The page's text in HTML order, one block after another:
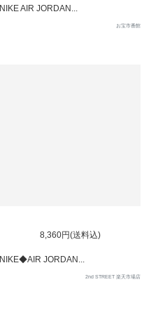
NIKE AIR JORDAN...
お宝市番館
8,360円(送料込)
NIKE◆AIR JORDAN...
2nd STREET 楽天市場店